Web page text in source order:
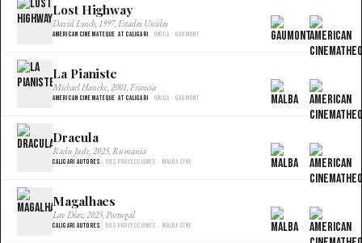
Lost Highway
David Lynch, 1997, Estados Unidos
American Cinemateque at Caligari · Única · Gaumont
×
La Pianiste
Michael Haneke, 2001, Francia
American Cinemateque at Caligari · Única · Gaumont
×
Dracula
Radu Jude, 2025, Rumania
Caligari Autores · Dos proyecciones · Malba Cine
×
Magalhaes
Lav Diaz, 2025, Portugal
Caligari Autores · Dos proyecciones · Malba Cine
×